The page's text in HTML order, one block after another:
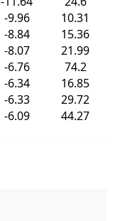
-9.96
10.31
-8.84
15.36
-8.07
21.99
-6.76
74.2
-6.34
16.85
-6.33
29.72
-6.09 44.27